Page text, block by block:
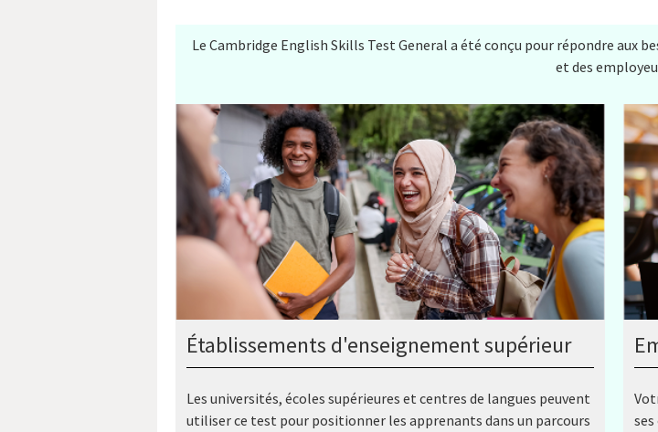
Le Cambridge English Skills Test General a été conçu pour répondre aux
et des
Établissements d'enseignement supérieur
Les universités, écoles supérieures et centres de langues peuvent
utiliser ce test pour positionner les apprenants dans un parcours